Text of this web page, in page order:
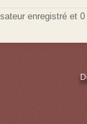
enregistré et